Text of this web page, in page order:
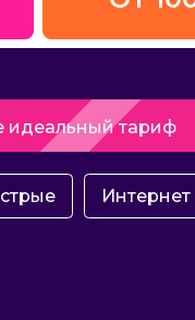
идеальный тариф
Интернет